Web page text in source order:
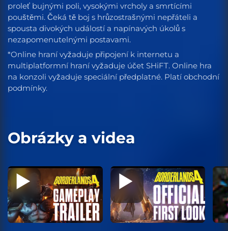
proleť bujnými poli, vysokými vrcholy a smrtícími
pouštěmi. Čeká tě boj s hrůzostrašnými nepřáteli a
spousta divokých událostí a napínavých úkolů s
nezapomenutelnými postavami.
*Online hraní vyžaduje připojení k internetu a
multiplatformní hraní vyžaduje účet SHiFT. Online hra
na konzoli vyžaduje speciální předplatné. Platí obchodní
podmínky.
Obrázky a videa